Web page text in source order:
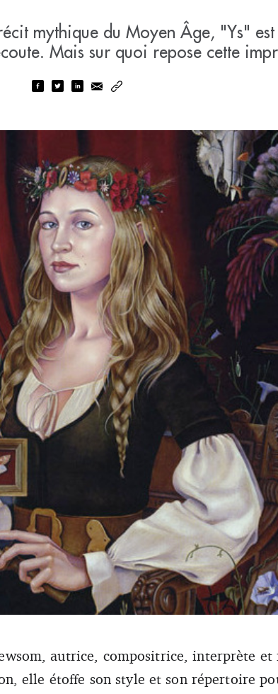
mythique du Moyen Âge, "Ys"
Mais sur quoi repose cette
autrice, compositrice, interprète
elle étoffe son style et son répertoire